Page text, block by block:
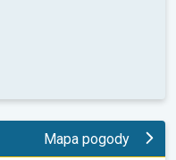
Mapa pogody